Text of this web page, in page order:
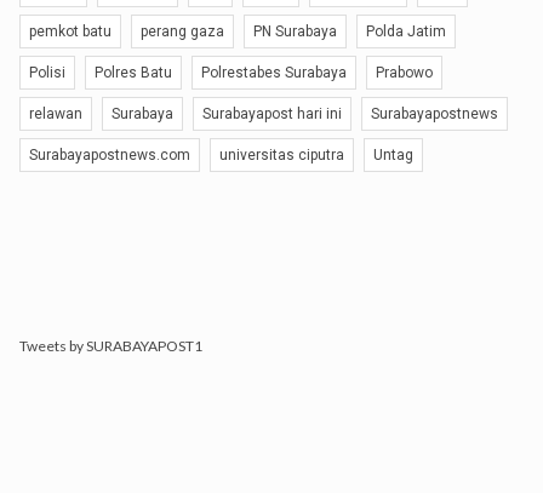
pemkot batu perang gaza PN Surabaya Polda Jatim
Polisi Polres Batu Polrestabes Surabaya Prabowo
relawan Surabaya Surabayapost hari ini Surabayapostnews
Surabayapostnews.com universitas ciputra Untag
Tweets by SURABAYAPOST1